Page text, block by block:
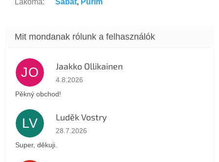
Lakoma: Sábát, Purim
JO Jaakko Ollikainen
Az áruház értékelése 5-ből 5 csillag.
4.8.2026
Pěkný obchod!
LV Luděk Vostry
Az áruház értékelése 5-ből 5 csillag.
28.7.2026
Super, děkuji.